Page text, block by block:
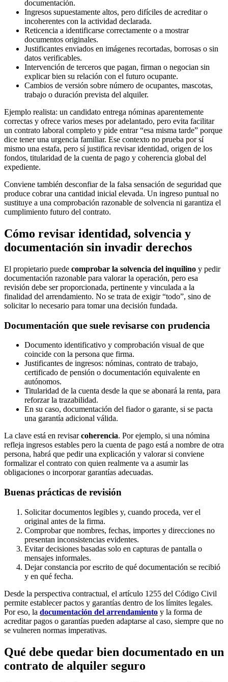
documentación.
Ingresos supuestamente altos, pero difíciles de acreditar o
incoherentes con la actividad declarada.
Reticencia a identificarse correctamente o a mostrar
documentos originales.
Justificantes enviados en imágenes recortadas, borrosas o sin
datos verificables.
Intervención de terceros que pagan, firman o negocian sin
explicar bien su relación con el futuro ocupante.
Cambios de versión sobre número de ocupantes, mascotas,
trabajo o duración prevista del alquiler.
Ejemplo realista: un candidato entrega nóminas aparentemente
correctas y ofrece varios meses por adelantado, pero evita facilitar
un contrato laboral completo y pide entrar “esa misma tarde” porque
dice tener una urgencia familiar. Ese contexto no prueba por sí
mismo una estafa, pero sí justifica revisar identidad, origen de los
fondos, titularidad de la cuenta de pago y coherencia global del
expediente.
Conviene también desconfiar de la falsa sensación de seguridad que
produce cobrar una cantidad inicial elevada. Un ingreso puntual no
sustituye a una comprobación razonable de solvencia ni garantiza el
cumplimiento futuro del contrato.
Cómo revisar identidad, solvencia y
documentación sin invadir derechos
El propietario puede comprobar la solvencia del inquilino y pedir
documentación razonable para valorar la operación, pero esa
revisión debe ser proporcionada, pertinente y vinculada a la
finalidad del arrendamiento. No se trata de exigir “todo”, sino de
solicitar lo necesario para tomar una decisión fundada.
Documentación que suele revisarse con prudencia
Documento identificativo y comprobación visual de que
coincide con la persona que firma.
Justificantes de ingresos: nóminas, contrato de trabajo,
certificado de pensión o documentación equivalente en
autónomos.
Titularidad de la cuenta desde la que se abonará la renta, para
reforzar la trazabilidad.
En su caso, documentación del fiador o garante, si se pacta
una garantía adicional válida.
La clave está en revisarcoherencia. Por ejemplo, si una nómina
refleja ingresos estables pero la cuenta de pago está a nombre de otra
persona, habrá que pedir una explicación y valorar si conviene
formalizar el contrato con quien realmente va a asumir las
obligaciones o incorporar garantías adecuadas.
Buenas prácticas de revisión
Solicitar documentos legibles y, cuando proceda, ver el
original antes de la firma.
Comprobar que nombres, fechas, importes y direcciones no
presentan inconsistencias evidentes.
Evitar decisiones basadas solo en capturas de pantalla o
mensajes informales.
Dejar constancia por escrito de qué documentación se recibió
y en qué fecha.
Desde la perspectiva contractual, el artículo 1255 del Código Civil
permite establecer pactos y garantías dentro de los límites legales.
Por eso, la documentación del arrendamiento y la forma de
acreditar pagos o garantías pueden adaptarse al caso, siempre que no
se vulneren normas imperativas.
Qué debe quedar bien documentado en un
contrato de alquiler seguro